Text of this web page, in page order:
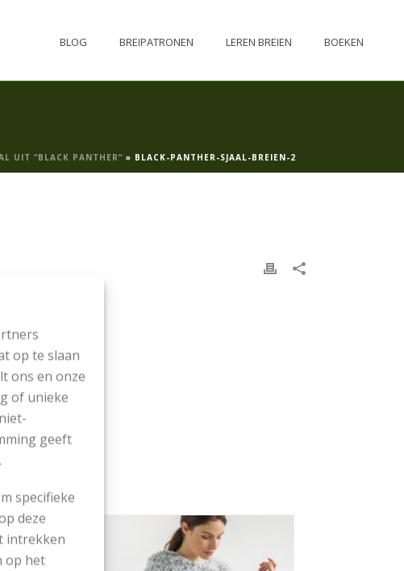
op te slaan
ons en onze
of unieke
geeft
specifieke
deze
intrekken
op het
BLOG BREIPATRONEN LEREN BREIEN BOEKEN
UIT “BLACK PANTHER” » BLACK-PANTHER-SJAAL-BREIEN-2